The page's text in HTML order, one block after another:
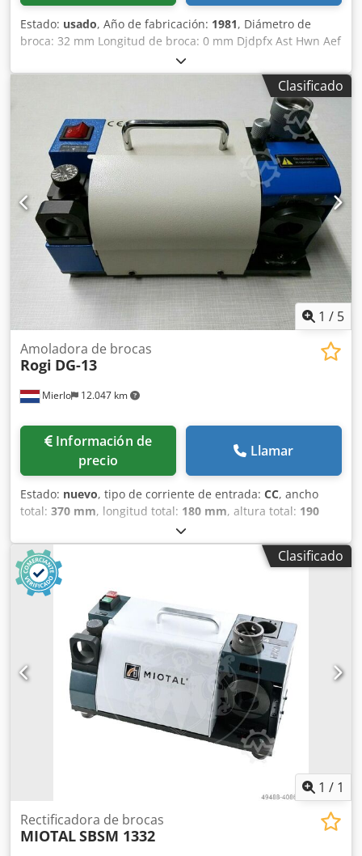
Estado: usado, Año de fabricación: 1981, Diámetro de
broca: 32 mm Longitud de broca: 0 mm Djdpfx Ast Hwn Aef
Tokr Afiladora universal de brocas con mucho accesorio
Clasificado
1 / 5
Mierlo 12.047 km
Amoladora de brocas
Rogi DG-13
Información de
precio
Llamar
Estado: nuevo, tipo de corriente de entrada: CC, ancho
total: 370 mm, longitud total: 180 mm, altura total: 190
230 V
5.300 rpm, peso total:10 kg, frecuencia de entrada:50 Hz,
duración de la garantía:
, potencia:0,18 kW (0,24
CV), diámetro de rectificado:
un diámetro de 2 mm a 13 mm. Ángulo ajustable: 90 y 135
grados. Dkedpfx Afsga T D To Ter Velocidad de afilado:
5300 rpm. Piedra de afilar: CBN 200. Motor: 230 V/1F/180
W. Peso: 10 kg.
Clasificado
1 / 1
Rectificadora de brocas
MIOTALSBSM 1332